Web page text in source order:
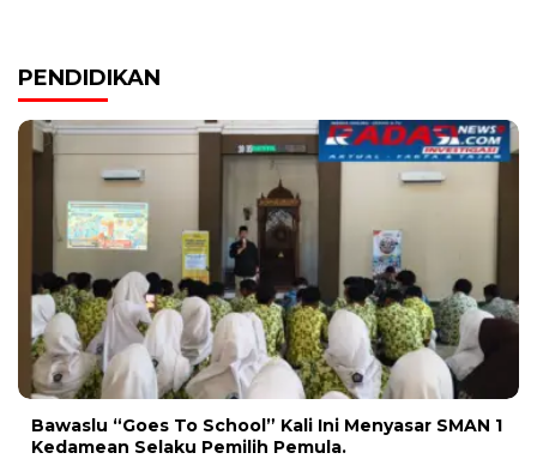
PENDIDIKAN
Bawaslu “Goes To School” Kali Ini Menyasar SMAN 1
Kedamean Selaku Pemilih Pemula.